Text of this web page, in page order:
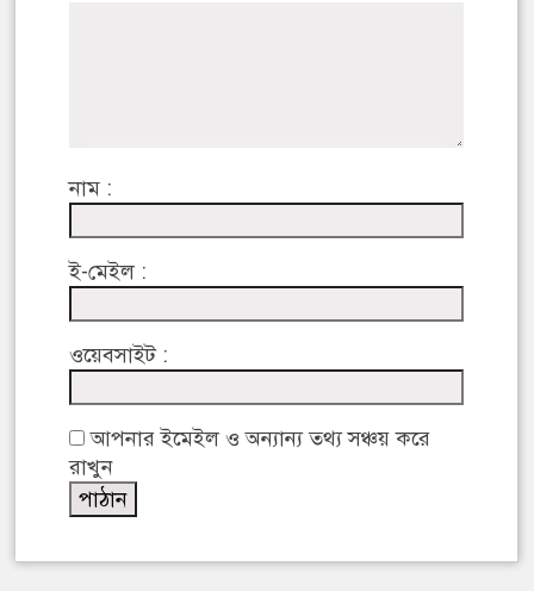
নাম :
ই-মেইল :
ওয়েবসাইট :
আপনার ইমেইল ও অন্যান্য তথ্য সঞ্চয় করে
রাখুন